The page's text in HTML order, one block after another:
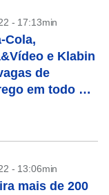
- 17:13min
Cola,
e Klabin
de
em todo o
- 13:06min
mais de 200